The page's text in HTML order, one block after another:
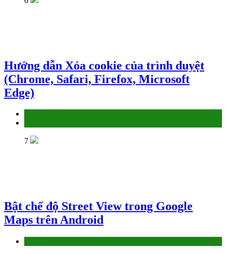
Hướng dẫn Xóa cookie của trình duyệt
(Chrome, Safari, Firefox, Microsoft
Edge)
7
Bật chế độ Street View trong Google
Maps trên Android